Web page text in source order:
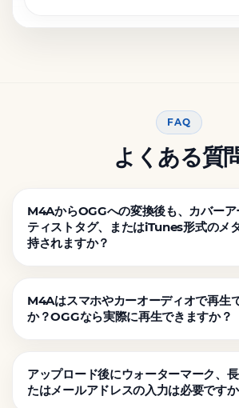
FAQ
よくある質
M4AからOGGへの変換後も、カバーア
ティストタグ、またはiTunes形式のメ
持されますか？
M4Aはスマホやカーオーディオで再生
か？OGGなら実際に再生できますか？
アップロード後にウォーターマーク、
たはメールアドレスの入力は必要です